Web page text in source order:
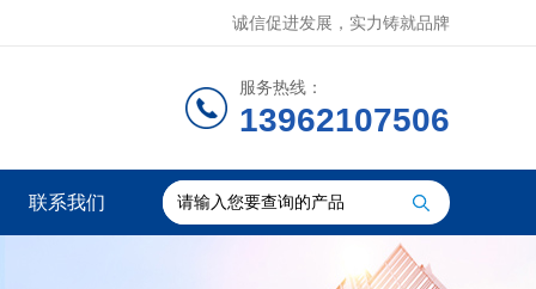
诚信促进发展，实力铸就品牌
服务热线：
13962107506
联系我们